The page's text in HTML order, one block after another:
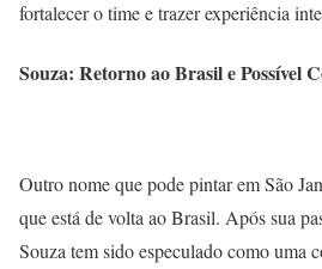
fortalecer o time e trazer experiência
Souza: Retorno ao Brasil e Possível
Outro nome que pode pintar em São
que está de volta ao Brasil. Após sua
Souza tem sido especulado como uma